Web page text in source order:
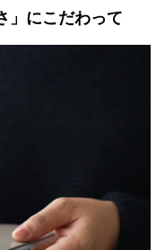
」にこだわって